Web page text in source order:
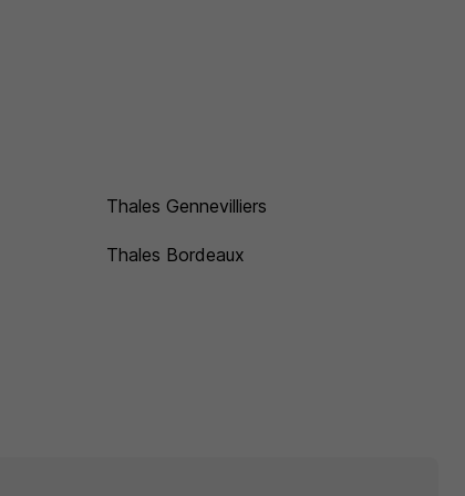
Thales Gennevilliers
Thales Bordeaux